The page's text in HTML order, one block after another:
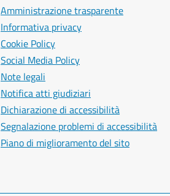
Amministrazione trasparente
Informativa privacy
Cookie Policy
Social Media Policy
Note legali
Notifica atti giudiziari
Dichiarazione di accessibilità
Segnalazione problemi di accessibilità
Piano di miglioramento del sito